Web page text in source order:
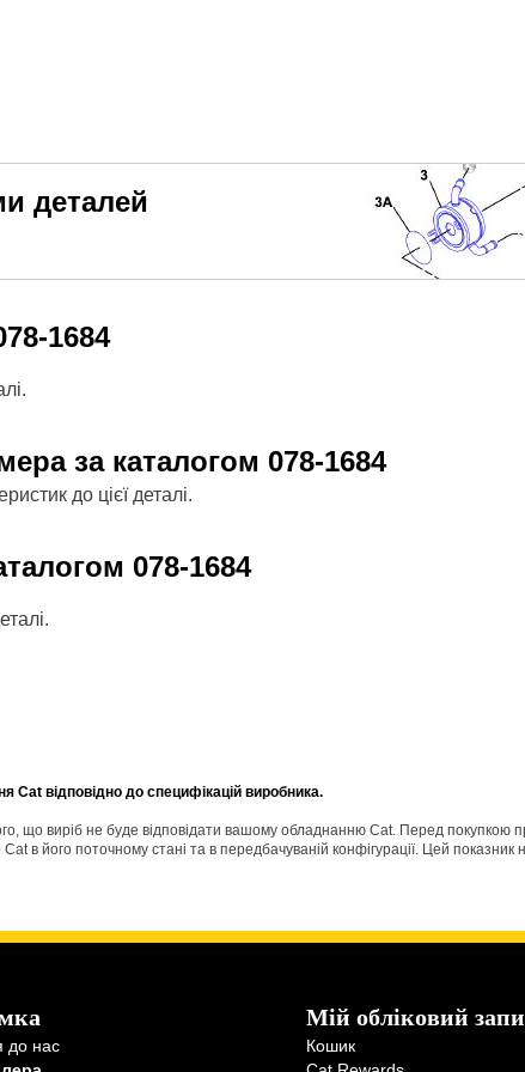
деталей
1684
за каталогом 078-1684
до цієї деталі.
078-1684
відповідно до специфікацій виробника.
що виріб не буде відповідати вашому обладнанню Cat. Перед
в його поточному стані та в передбачуваній конфігурації. Цей показник
до нас
Мій обліковий
Кошик